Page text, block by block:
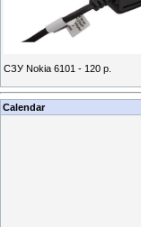
СЗУ Nokia 6101 - 120 р.
Calendar